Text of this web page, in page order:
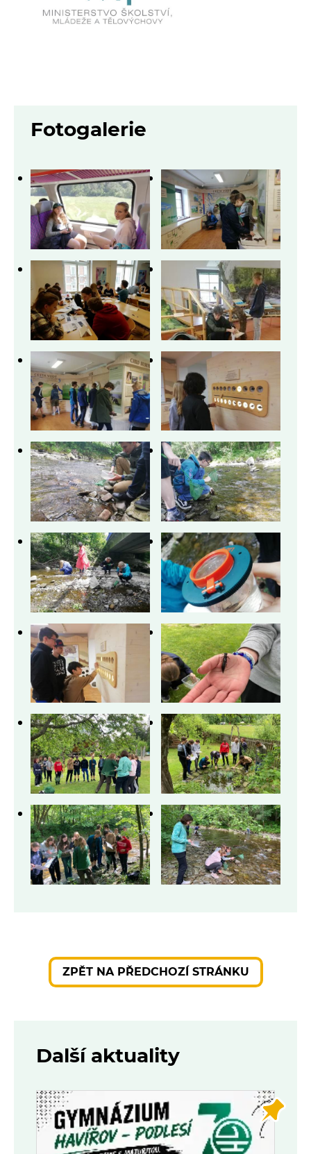
Fotogalerie
ZPĚT NA PŘEDCHOZÍ STRÁNKU
Další aktuality